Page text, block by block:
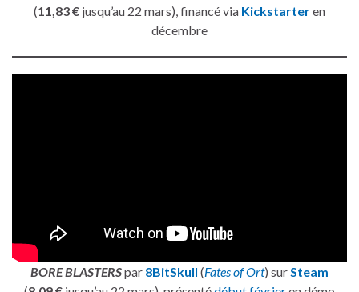
(11,83 € jusqu’au 22 mars), financé via Kickstarteren
décembre
BORE BLASTERSpar 8BitSkull (Fates of Ort) sur Steam